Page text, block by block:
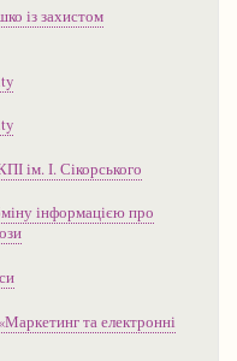
із захистом
ім. І. Сікорського
інформацією про
та електронні